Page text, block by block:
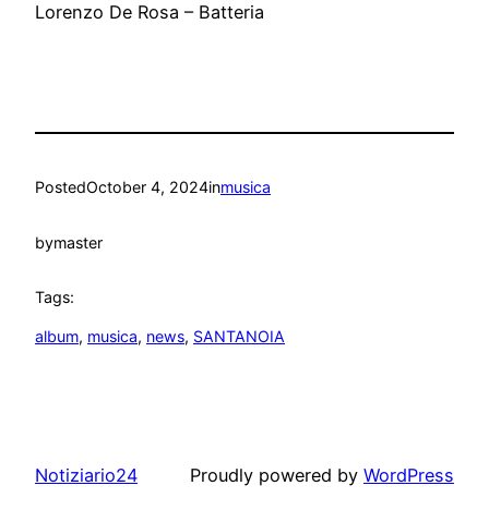
Lorenzo De Rosa – Batteria
PostedOctober 4, 2024inmusica
bymaster
Tags:
album, musica, news, SANTANOIA
Notiziario24 Proudly powered by WordPress